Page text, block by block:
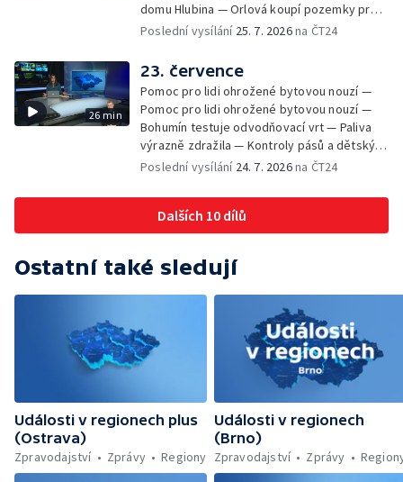
domu Hlubina — Orlová koupí pozemky pro
rodinné domy — Tatra Trucks na čínském
karase obecného — Obnova zeleně v
Komenského sadech — Přehled sociálních
sítí ČT — Dobrovolný vojenský výcvik
studentů na Libavé — Výměna luxfer ve
dvoraně Bredy
Poslední vysílání 25. 7. 2026na ČT24
26 min
23. července
Pomoc pro lidi ohrožené bytovou nouzí —
Pomoc pro lidi ohrožené bytovou nouzí —
Bohumín testuje odvodňovací vrt — Paliva
výrazně zdražila — Kontroly pásů a dětských
sedaček — Výběr ze sociálních sítí ČT —
festival Štěrkovna Open Music 2026
Poslední vysílání 24. 7. 2026na ČT24
Dalších 10 dílů
Ostatní také sledují
Události v regionech plus
(Ostrava)
Zpravodajství
Zprávy Regiony
Události v regionech
(Brno)
Zpravodajství
Zprávy